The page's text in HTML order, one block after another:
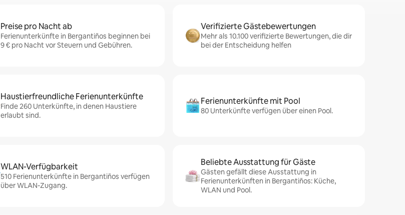
Preise pro Nacht ab
Ferienunterkünfte in Bergantiños beginnen bei
9 € pro Nacht vor Steuern und Gebühren.
Verifizierte Gästebewertungen
Mehr als 10.100 verifizierte Bewertungen, die dir
bei der Entscheidung helfen
Haustierfreundliche Ferienunterkünfte
Finde 260 Unterkünfte, in denen Haustiere
erlaubt sind.
Ferienunterkünfte mit Pool
80 Unterkünfte verfügen über einen Pool.
WLAN-Verfügbarkeit
510 Ferienunterkünfte in Bergantiños verfügen
über WLAN-Zugang.
Beliebte Ausstattung für Gäste
Gästen gefällt diese Ausstattung in
Ferienunterkünften in Bergantiños: Küche,
WLAN und Pool.